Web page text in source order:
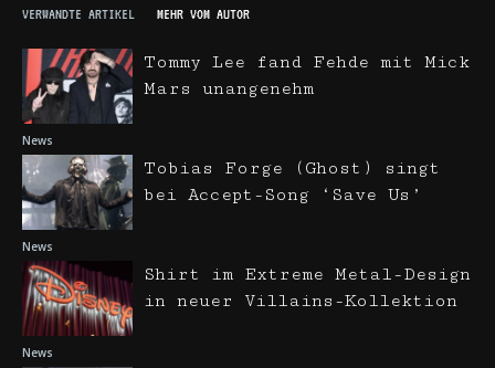
VERWANDTE ARTIKEL MEHR VOM AUTOR
News
Tommy Lee fand Fehde mit Mick
Mars unangenehm
News
Tobias Forge (Ghost) singt
bei Accept-Song ‘Save Us’
News
Shirt im Extreme Metal-Design
in neuer Villains-Kollektion